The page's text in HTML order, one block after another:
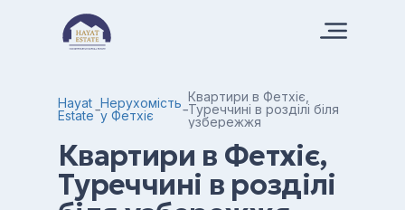
Hayat
Estate
Нерухомість
у Фетхіє
Квартири в Фетхіє,
Туреччині в розділі біля
узбережжя
Квартири в Фетхіє,
Туреччині в розділі